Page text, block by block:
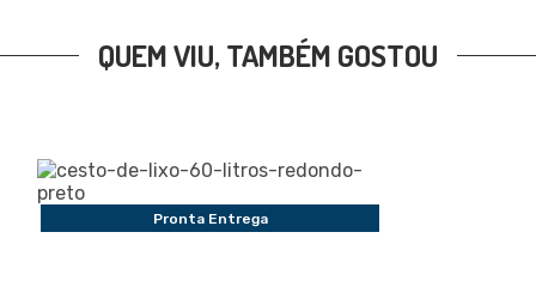
QUEM VIU, TAMBÉM GOSTOU
Pronta Entrega